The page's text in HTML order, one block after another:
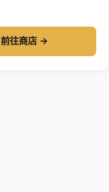
前往商店 →